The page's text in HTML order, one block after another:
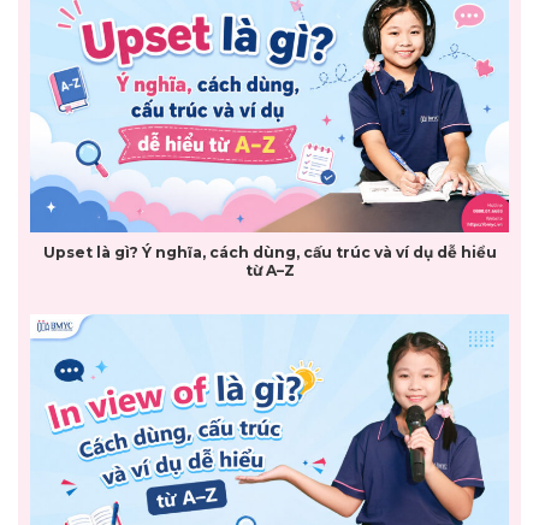
Upset là gì? Ý nghĩa, cách dùng, cấu trúc và ví dụ dễ hiểu
từ A–Z